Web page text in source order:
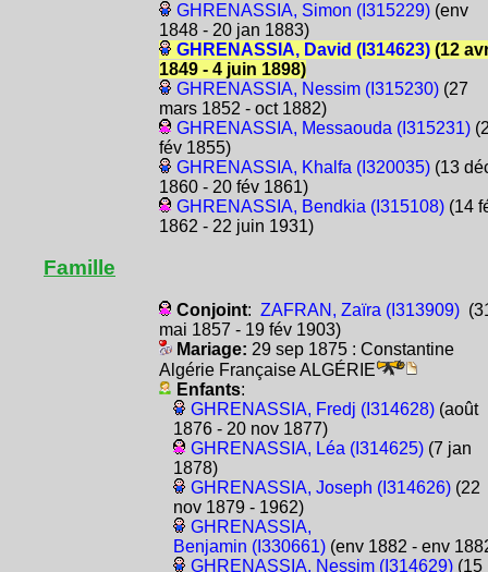
GHRENASSIA, Simon (I315229)(env
1848 - 20 jan 1883)
GHRENASSIA, David (I314623)(12
1849 - 4 juin 1898)
GHRENASSIA, Nessim (I315230)(27
mars 1852 - oct 1882)
GHRENASSIA, Messaouda (I315231)
fév 1855)
GHRENASSIA, Khalfa (I320035)(13
1860 - 20 fév 1861)
GHRENASSIA, Bendkia (I315108)(14
1862 - 22 juin 1931)
Famille
Conjoint: ZAFRAN, Zaïra (I313909)
mai 1857 - 19 fév 1903)
Mariage: 29 sep 1875 : Constantine
Algérie Française ALGÉRIE
Enfants:
GHRENASSIA, Fredj (I314628)(août
1876 - 20 nov 1877)
GHRENASSIA, Léa (I314625)(7 jan
1878)
GHRENASSIA, Joseph (I314626)(22
nov 1879 - 1962)
GHRENASSIA,
Benjamin (I330661)(env 1882 - env
GHRENASSIA, Nessim (I314629)(15